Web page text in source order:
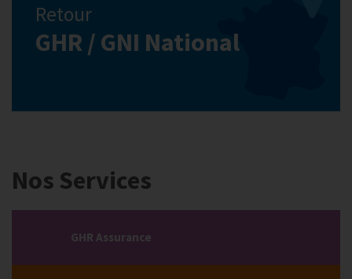
Retour
GHR / GNI National
Nos Services
GHR Assurance